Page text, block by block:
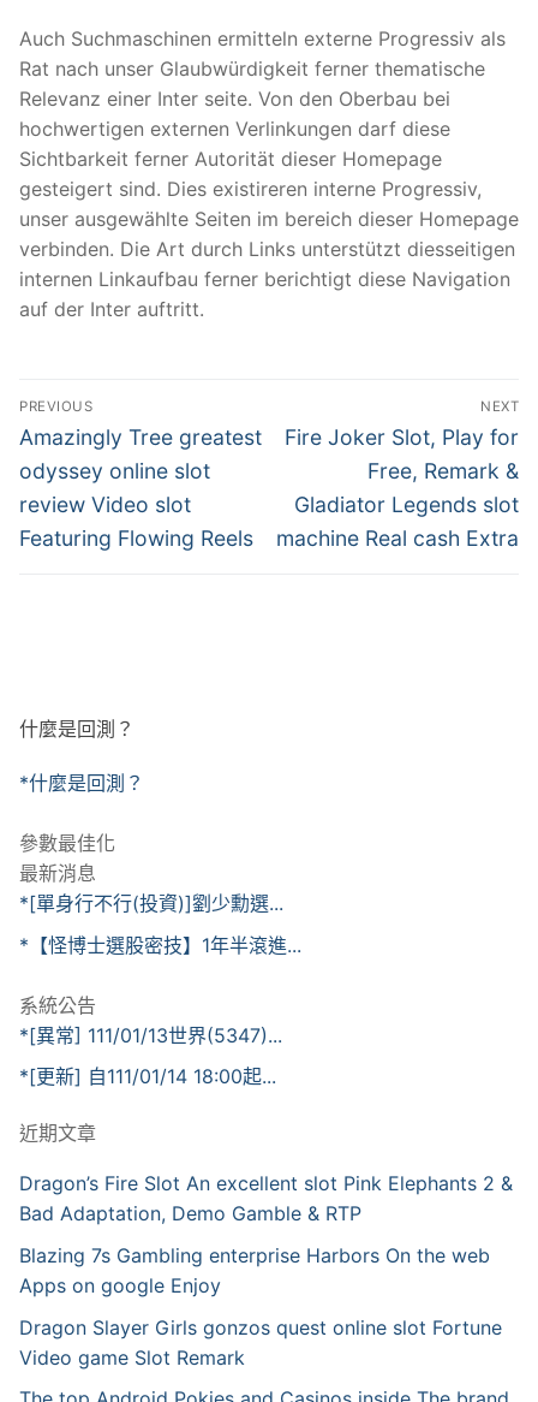
Auch Suchmaschinen ermitteln externe Progressiv als
Rat nach unser Glaubwürdigkeit ferner thematische
Relevanz einer Inter seite. Von den Oberbau bei
hochwertigen externen Verlinkungen darf diese
Sichtbarkeit ferner Autorität dieser Homepage
gesteigert sind. Dies existireren interne Progressiv,
unser ausgewählte Seiten im bereich dieser Homepage
verbinden. Die Art durch Links unterstützt diesseitigen
internen Linkaufbau ferner berichtigt diese Navigation
auf der Inter auftritt.
文
章
導
覽
PREVIOUS
Previous
post:
Amazingly Tree greatest
odyssey online slot
review Video slot
Featuring Flowing Reels
NEXT
Next
Fire Joker Slot, Play for
Free, Remark &
Gladiator Legends slot
machine Real cash Extra
什麼是回測？
*什麼是回測？
參數最佳化
最新消息
*[單身行不行(投資)]劉少勳選...
*【怪博士選股密技】1年半滾進...
系統公告
*[異常] 111/01/13世界(5347)...
*[更新] 自111/01/14 18:00起...
近期文章
Dragon’s Fire Slot An excellent slot Pink Elephants 2 &
Bad Adaptation, Demo Gamble & RTP
Blazing 7s Gambling enterprise Harbors On the web
Apps on google Enjoy
Dragon Slayer Girls gonzos quest online slot Fortune
Video game Slot Remark